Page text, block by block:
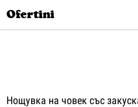
Ofertini
Нощувка на човек със